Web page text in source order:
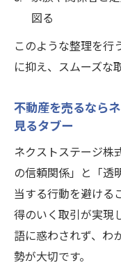
図る
このような整理を行
に抑え、スムーズな
不動産を売るなら
見るタブー
ネクストステージ株
の信頼関係」と「透
当する行動を避ける
得のいく取引が実現
語に惑わされず、わ
勢が大切です。